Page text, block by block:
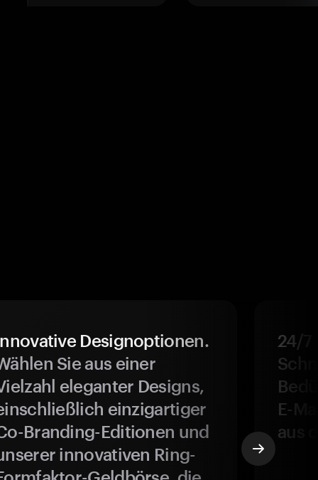
Designoptionen.
Sie aus einer
eleganter Designs,
einzigartiger
Branding-Editionen und
innovativen Ring-
24/7
E-
aus